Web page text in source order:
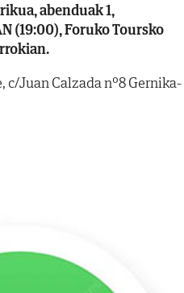
abenduak 1,
(19:00), Foruko Toursko
Juan Calzada nº8 Gernika-